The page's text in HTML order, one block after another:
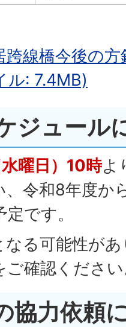
跨線橋今後の
ル: 7.4MB)
ジュール
曜日）10時よ
、令和8年度か
です。
なる可能性が
ご確認くださ
協力依頼